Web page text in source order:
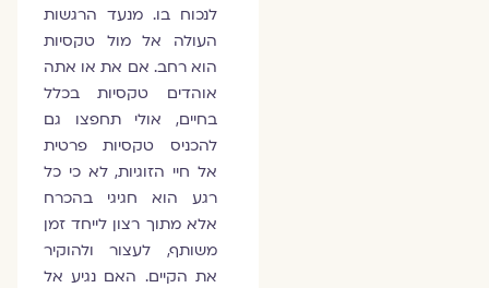
לנכוח בו. מנעד הרגשות
העולה אל מול טקסיות
הוא רחב. אם את או אתה
אוהדים טקסיות בכלל
בחיים, אולי תחפצו גם
להכניס טקסיות פרטית
אל חיי הזוגיות, לא כי כל
רגע הוא חגיגי בהכרח
אלא מתוך רצון לייחד זמן
משותף, לעצור ולהוקיר
את הקיים. האם נגיע אל